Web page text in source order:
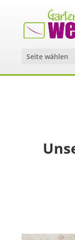
Seite wählen